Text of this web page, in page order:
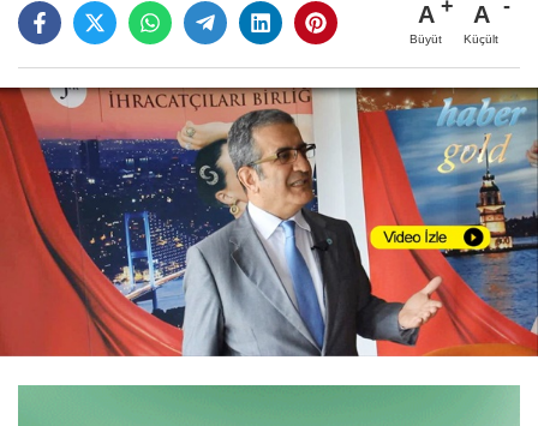
A
Büyüt
A
Küçült